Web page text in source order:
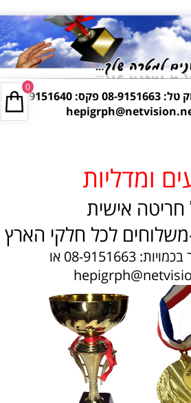
טל: 08-9151663
פקס: 08-9151640
ומדליות
חריטה אישית
לכל חלקי הארץ
להצעות מחיר בכמויות: 08-9151663 או
0